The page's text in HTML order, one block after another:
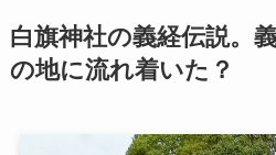
白旗神社の義経伝説。
の地に流れ着いた？